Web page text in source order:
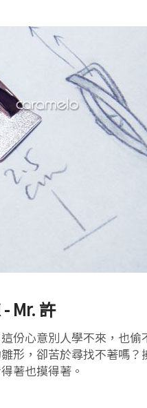
Mr. 許
份心意別人學不來，也
形，卻苦於尋找不著嗎
著也摸得著。